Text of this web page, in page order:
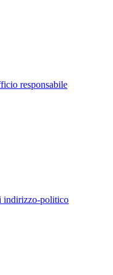
responsabile
indirizzo-politico